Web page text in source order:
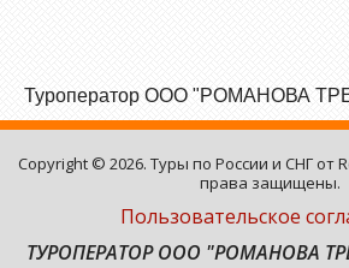
Туроператор ООО "РОМАНОВА
Copyright © 2026. Туры по России и СНГ от
права защищены.
Пользовательское
ТУРОПЕРАТОР ООО "РОМАНОВА